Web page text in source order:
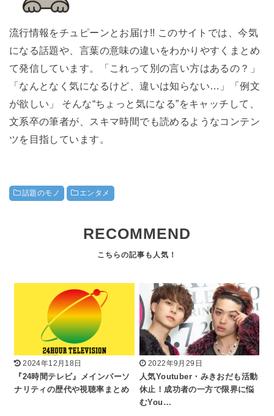
流行情報をチュピーンとお届け!! このサイトでは、今気
になる話題や、言葉の意味の違いをわかりやすくまとめ
て発信しています。「これって別の言い方はあるの？」
「なんとなく気になるけど、違いは知らない…」「例文
が欲しい」 そんな“ちょっと気になる”をキャッチして、
文系卒の筆者が、スキマ時間でも読めるようなコンテン
ツを目指しています。
話題のモノ エンタメ
RECOMMEND
2024年12月18日
『24時間テレビ』メインパーソ
ナリティの歴代や視聴率まとめ
2022年9月29日
人気Youtuber・みきおだも活動
休止！成功者の一方で限界に悩
むYou…